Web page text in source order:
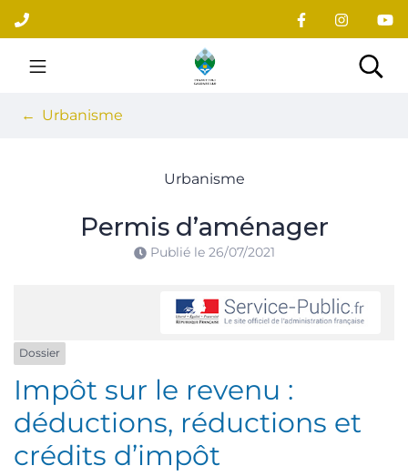
Aller
au
contenu
Site officiel du village
Urbanisme
Urbanisme
Permis d’aménager
Publié le 26/07/2021
Dossier
Impôt sur le revenu :
déductions, réductions et
crédits d’impôt